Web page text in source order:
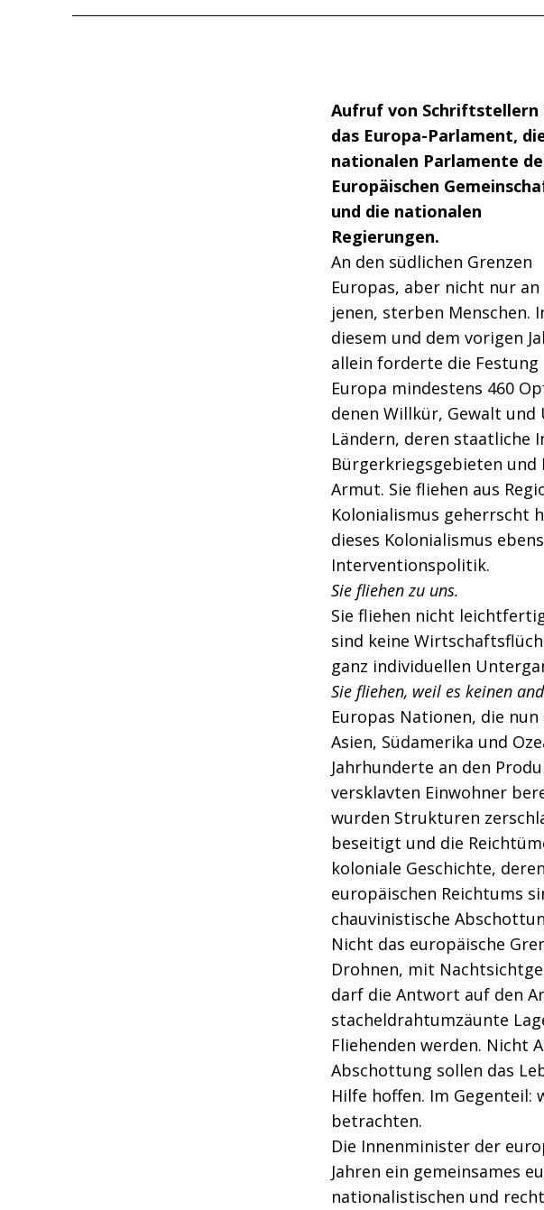
Aufruf von Schriftstellern
das Europa-Parlament,
nationalen Parlamente
Europäischen
und die nationalen
Regierungen.
An den südlichen Grenzen
Europas, aber nicht nur an
jenen, sterben Menschen.
diesem und dem vorigen
allein forderte die Festung
Europa mindestens 460
denen Willkür, Gewalt
Ländern, deren staatliche
Bürgerkriegsgebieten
Armut. Sie fliehen aus
Kolonialismus geherrscht
dieses Kolonialismus
Interventionspolitik.
Sie fliehen zu uns.
Sie fliehen nicht
sind keine
ganz individuellen
Sie fliehen, weil es keinen
Europas Nationen, die
Asien, Südamerika und
Jahrhunderte an den
versklavten Einwohner
wurden Strukturen
beseitigt und die
koloniale Geschichte,
europäischen Reichtums
chauvinistische
Nicht das europäische
Drohnen, mit
darf die Antwort auf den
stacheldrahtumzäunte
Fliehenden werden. Nicht
Abschottung sollen das
Hilfe hoffen. Im Gegenteil:
betrachten.
Die Innenminister der
Jahren ein gemeinsames
nationalistischen und